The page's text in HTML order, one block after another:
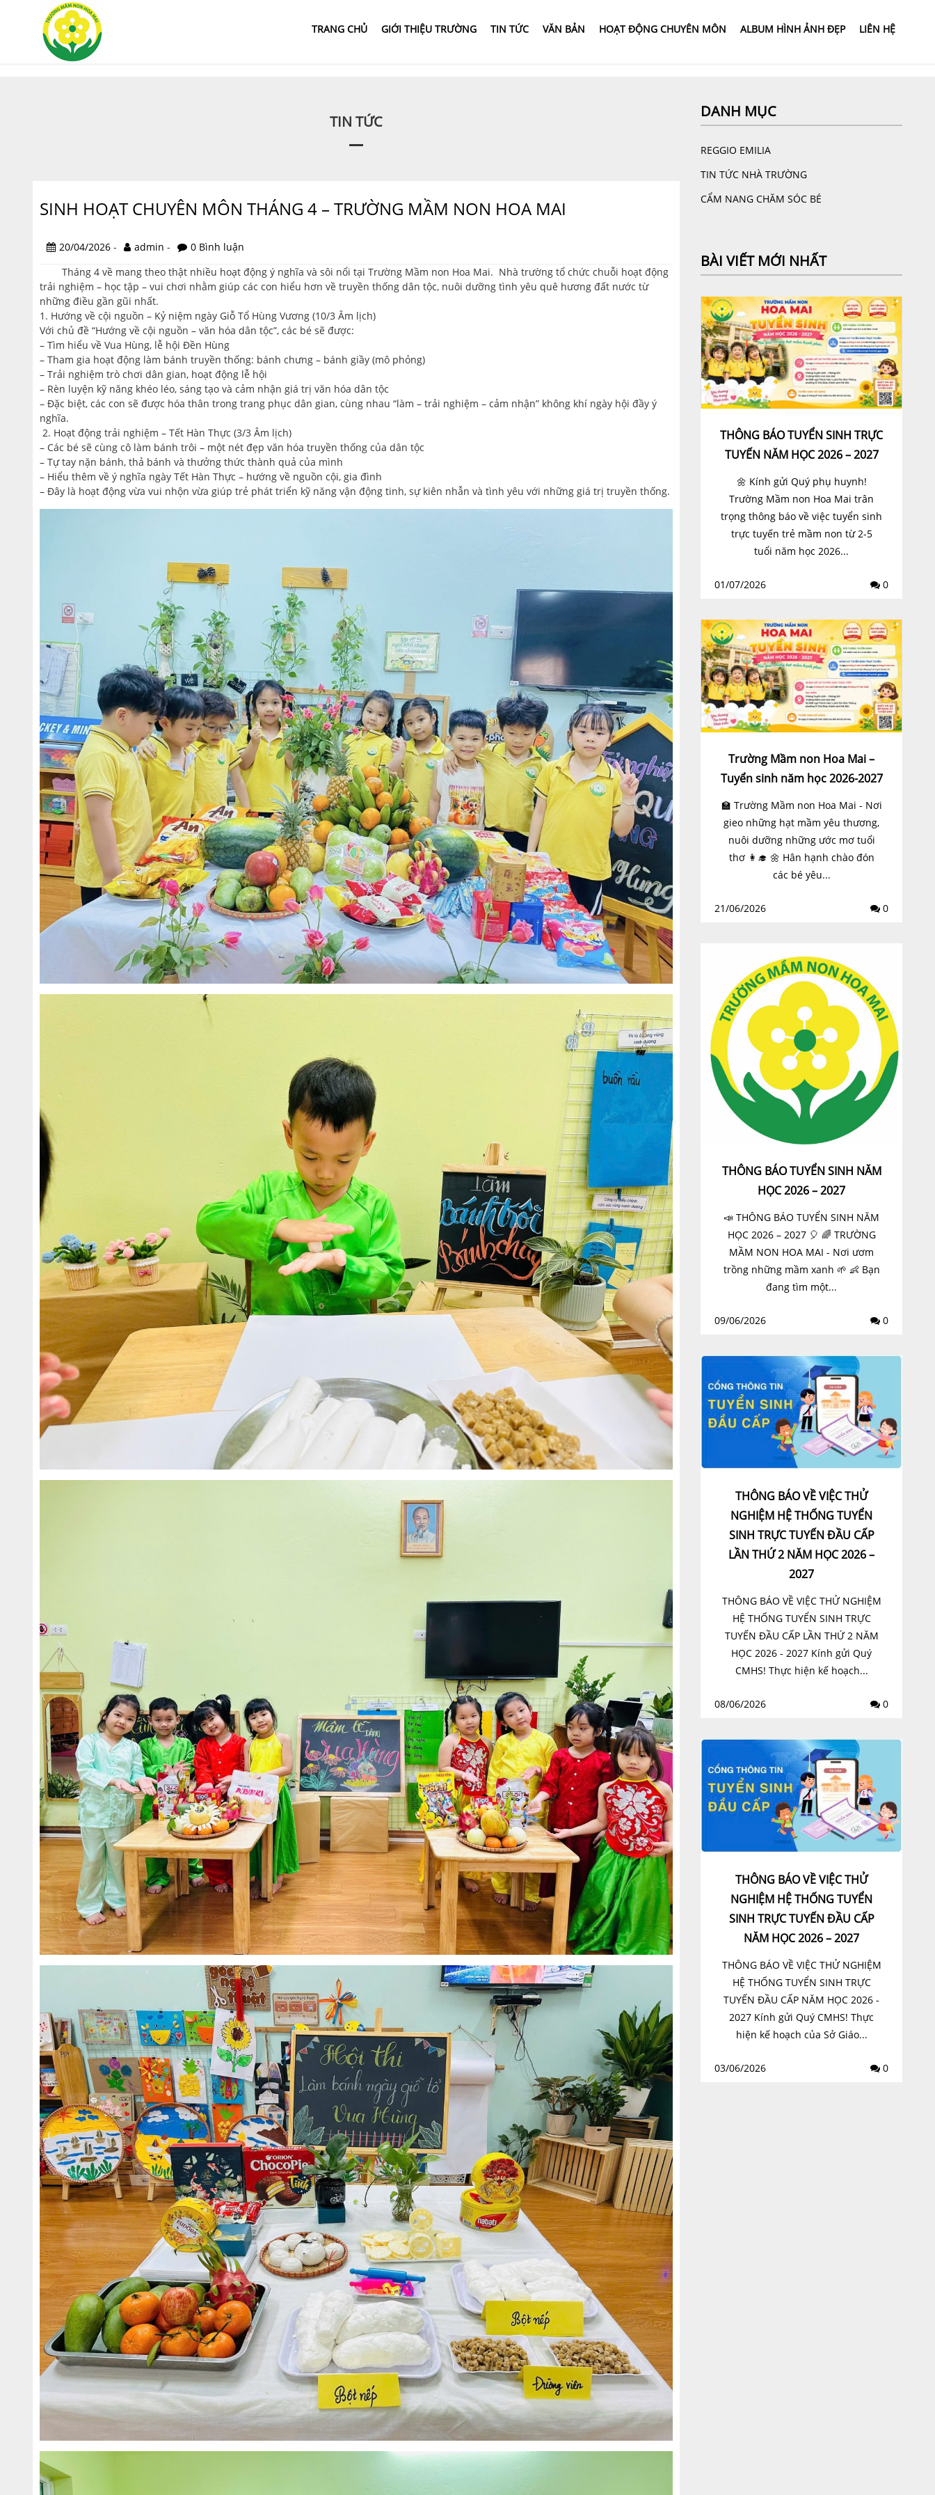
TRANG CHỦ GIỚI THIỆU TRƯỜNG TIN TỨC VĂN BẢN HOẠT ĐỘNG CHUYÊN MÔN ALBUM HÌNH ẢNH ĐẸP LIÊN HỆ
TIN TỨC
SINH HOẠT CHUYÊN MÔN THÁNG 4 – TRƯỜNG MẦM NON HOA MAI
20/04/2026 - admin -
0 Bình luận
Tháng 4 về mang theo thật nhiều hoạt động ý nghĩa và sôi nổi tại Trường Mầm non Hoa Mai. Nhà trường tổ chức chuỗi hoạt động
trải nghiệm – học tập – vui chơi nhằm giúp các con hiểu hơn về truyền thống dân tộc, nuôi dưỡng tình yêu quê hương đất nước từ
những điều gần gũi nhất.
1. Hướng về cội nguồn – Kỷ niệm ngày Giỗ Tổ Hùng Vương (10/3 Âm lịch)
Với chủ đề “Hướng về cội nguồn – văn hóa dân tộc”, các bé sẽ được:
– Tìm hiểu về Vua Hùng, lễ hội Đền Hùng
– Tham gia hoạt động làm bánh truyền thống: bánh chưng – bánh giầy (mô phỏng)
– Trải nghiệm trò chơi dân gian, hoạt động lễ hội
– Rèn luyện kỹ năng khéo léo, sáng tạo và cảm nhận giá trị văn hóa dân tộc
– Đặc biệt, các con sẽ được hóa thân trong trang phục dân gian, cùng nhau “làm – trải nghiệm – cảm nhận” không khí ngày hội đầy ý
nghĩa.
2. Hoạt động trải nghiệm – Tết Hàn Thực (3/3 Âm lịch)
– Các bé sẽ cùng cô làm bánh trôi – một nét đẹp văn hóa truyền thống của dân tộc
– Tự tay nặn bánh, thả bánh và thưởng thức thành quả của mình
– Hiểu thêm về ý nghĩa ngày Tết Hàn Thực – hướng về nguồn cội, gia đình
– Đây là hoạt động vừa vui nhộn vừa giúp trẻ phát triển kỹ năng vận động tinh, sự kiên nhẫn và tình yêu với những giá trị truyền thống.
DANH MỤC
REGGIO EMILIA
TIN TỨC NHÀ TRƯỜNG
CẨM NANG CHĂM SÓC BÉ
BÀI VIẾT MỚI NHẤT
THÔNG BÁO TUYỂN SINH TRỰC
TUYẾN NĂM HỌC 2026 – 2027
🌼 Kính gửi Quý phụ huynh!
Trường Mầm non Hoa Mai trân
trọng thông báo về việc tuyển sinh
trực tuyến trẻ mầm non từ 2-5
tuổi năm học 2026...
01/07/2026 0
Trường Mầm non Hoa Mai –
Tuyển sinh năm học 2026-2027
🏫 Trường Mầm non Hoa Mai - Nơi
gieo những hạt mầm yêu thương,
nuôi dưỡng những ước mơ tuổi
thơ 👩‍🎓 🌼 Hân hạnh chào đón
các bé yêu...
21/06/2026 0
THÔNG BÁO TUYỂN SINH NĂM
HỌC 2026 – 2027
📣 THÔNG BÁO TUYỂN SINH NĂM
HỌC 2026 – 2027 🎈 🌈 TRƯỜNG
MẦM NON HOA MAI - Nơi ươm
trồng những mầm xanh 🌱 👶 Bạn
đang tìm một...
09/06/2026 0
THÔNG BÁO VỀ VIỆC THỬ
NGHIỆM HỆ THỐNG TUYỂN
SINH TRỰC TUYẾN ĐẦU CẤP
LẦN THỨ 2 NĂM HỌC 2026 –
2027
THÔNG BÁO VỀ VIỆC THỬ NGHIỆM
HỆ THỐNG TUYỂN SINH TRỰC
TUYẾN ĐẦU CẤP LẦN THỨ 2 NĂM
HỌC 2026 - 2027 Kính gửi Quý
CMHS! Thực hiện kế hoạch...
08/06/2026 0
THÔNG BÁO VỀ VIỆC THỬ
NGHIỆM HỆ THỐNG TUYỂN
SINH TRỰC TUYẾN ĐẦU CẤP
NĂM HỌC 2026 – 2027
THÔNG BÁO VỀ VIỆC THỬ NGHIỆM
HỆ THỐNG TUYỂN SINH TRỰC
TUYẾN ĐẦU CẤP NĂM HỌC 2026 -
2027 Kính gửi Quý CMHS! Thực
hiện kế hoạch của Sở Giáo...
03/06/2026 0